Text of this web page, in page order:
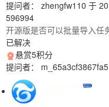
提问者： zhengfw110 于
596994
开源版是否可以批量导入任
已解决
悬赏5积分
提问者： m_65a3cf3867fa5